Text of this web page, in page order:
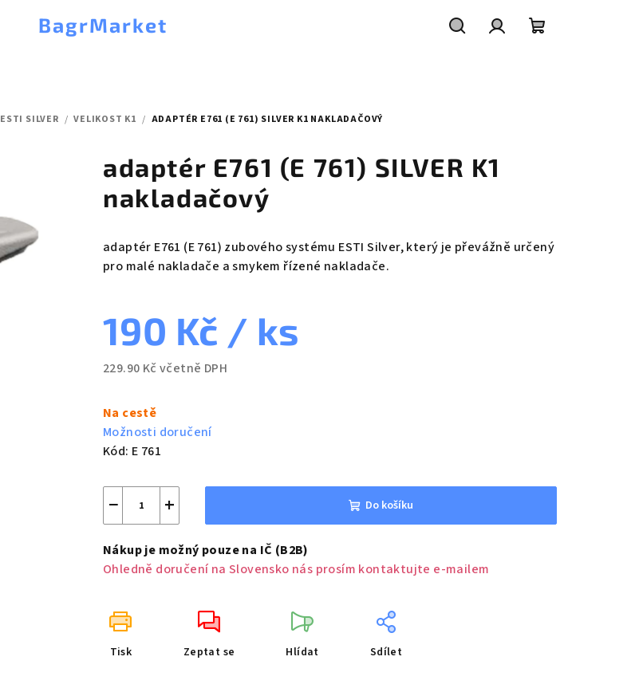
BagrMarket
ESTI SILVER / VELIKOST K1 / ADAPTÉR E761 (E 761) SILVER K1 NAKLADAČOVÝ
adaptér E761 (E 761) SILVER K1
nakladačový
adaptér E761 (E 761) zubového systému ESTI Silver, který je převážně určený
pro malé nakladače a smykem řízené nakladače.
190 Kč / ks
229.90 Kč včetně DPH
cena:
Na cestě
Možnosti doručení
Kód: E 761
+
− Do košíku
Nákup je možný pouze na IČ (B2B)
Ohledně doručení na Slovensko nás prosím kontaktujte e-mailem
Tisk Zeptat se Hlídat Sdílet